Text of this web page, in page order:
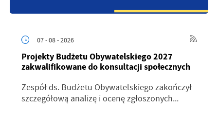
07 - 08 - 2026
Projekty Budżetu Obywatelskiego 2027
zakwalifikowane do konsultacji społecznych
Zespół ds. Budżetu Obywatelskiego zakończył
szczegółową analizę i ocenę zgłoszonych...